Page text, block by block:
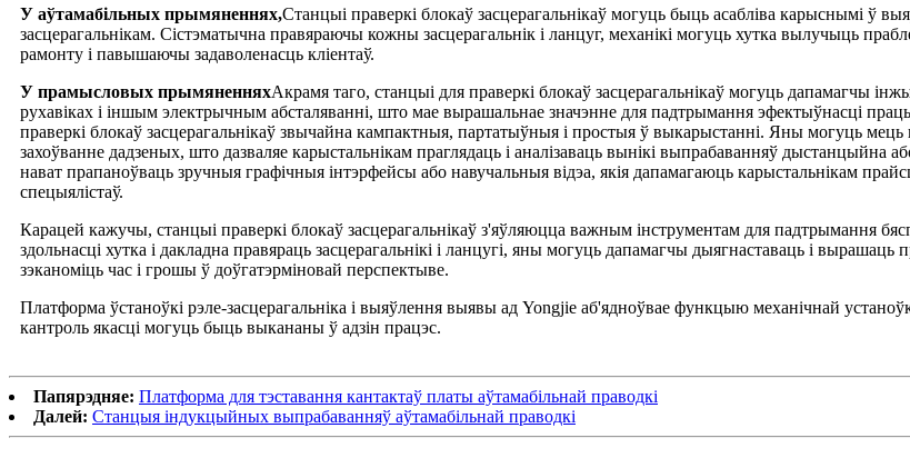
У аўтамабільных прымяненнях,Станцыі праверкі блокаў засцерагальнікаў могуць быць асабліва карыснымі ў
засцерагальнікам. Сістэматычна правяраючы кожны засцерагальнік і ланцуг, механікі могуць хутка вылучыць
рамонту і павышаючы задаволенасць кліентаў.
У прамысловых прымяненняхАкрамя таго, станцыі для праверкі блокаў засцерагальнікаў могуць дапамагчы
рухавіках і іншым электрычным абсталяванні, што мае вырашальнае значэнне для падтрымання эфектыўнасці
праверкі блокаў засцерагальнікаў звычайна кампактныя, партатыўныя і простыя ў выкарыстанні. Яны могуць
захоўванне дадзеных, што дазваляе карыстальнікам праглядаць і аналізаваць вынікі выпрабаванняў дыстанцыйна
нават прапаноўваць зручныя графічныя інтэрфейсы або навучальныя відэа, якія дапамагаюць карыстальнікам
спецыялістаў.
Карацей кажучы, станцыі праверкі блокаў засцерагальнікаў з'яўляюцца важным інструментам для падтрымання
здольнасці хутка і дакладна правяраць засцерагальнікі і ланцугі, яны могуць дапамагчы дыягнаставаць і
зэканоміць час і грошы ў доўгатэрміновай перспектыве.
Платформа ўстаноўкі рэле-засцерагальніка і выяўлення выявы ад Yongjie аб'ядноўвае функцыю механічнай
кантроль якасці могуць быць выкананы ў адзін працэс.
Папярэдняе: Платформа для тэставання кантактаў платы аўтамабільнай праводкі
Далей: Станцыя індукцыйных выпрабаванняў аўтамабільнай праводкі